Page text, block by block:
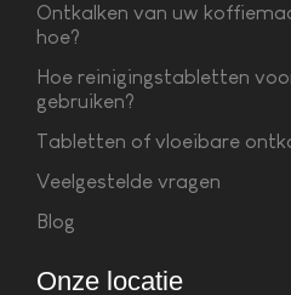
Ontkalken van uw
hoe?
Hoe reinigingstabletten
gebruiken?
Tabletten of vloeibare
Veelgestelde vragen
Blog
Onze locatie